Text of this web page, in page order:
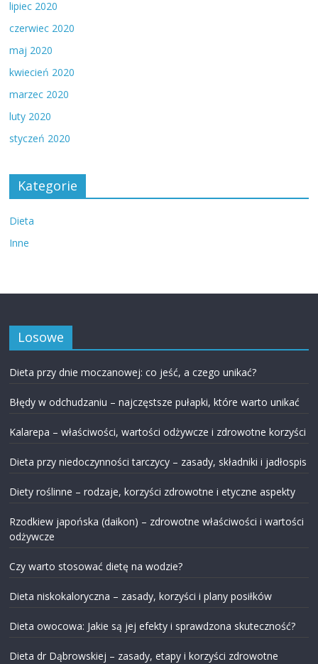
lipiec 2020
czerwiec 2020
maj 2020
kwiecień 2020
marzec 2020
luty 2020
styczeń 2020
Kategorie
Dieta
Inne
Losowe
Dieta przy dnie moczanowej: co jeść, a czego unikać?
Błędy w odchudzaniu – najczęstsze pułapki, które warto unikać
Kalarepa – właściwości, wartości odżywcze i zdrowotne korzyści
Dieta przy niedoczynności tarczycy – zasady, składniki i jadłospis
Diety roślinne – rodzaje, korzyści zdrowotne i etyczne aspekty
Rzodkiew japońska (daikon) – zdrowotne właściwości i wartości
odżywcze
Czy warto stosować dietę na wodzie?
Dieta niskokaloryczna – zasady, korzyści i plany posiłków
Dieta owocowa: Jakie są jej efekty i sprawdzona skuteczność?
Dieta dr Dąbrowskiej – zasady, etapy i korzyści zdrowotne